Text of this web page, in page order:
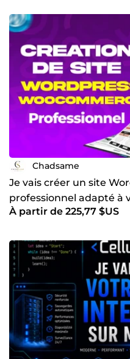
Chadsame
Je vais créer un site
professionnel adapté à
À partir de 225,77 $US